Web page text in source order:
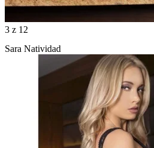
3 z 12
Sara Natividad